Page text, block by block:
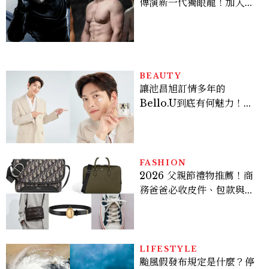
傳演新一代獨眼龍！加入新
BEAUTY
讓池昌旭訂情多年的
Bello.U到底有何魅力！揭
倦感，超神！
FASHION
2026 父親節禮物推薦！商
務爸爸必收皮件、包款與鞋
LIFESTYLE
颱風假發布規定是什麼？停